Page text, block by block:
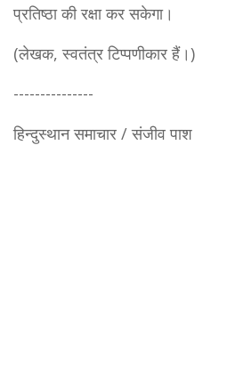
प्रतिष्ठा की रक्षा कर सकेगा।
(लेखक, स्वतंत्र टिप्पणीकार हैं।)
---------------
हिन्दुस्थान समाचार / संजीव पाश